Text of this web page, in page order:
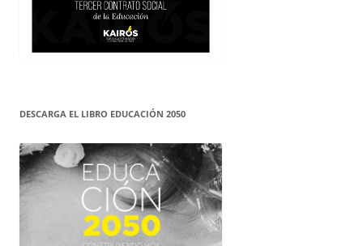
DESCARGA EL LIBRO EDUCACIÓN 2050